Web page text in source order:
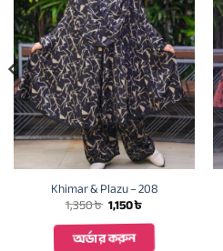
Khimar & Plazu – 208
1,350৳ Original
price
was:
1,350 ৳ .
1,150৳
is:
1,150 ৳ .
অর্ডার করুন